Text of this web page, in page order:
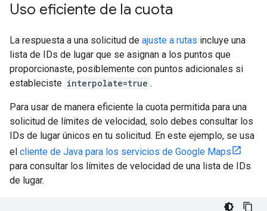
Uso eficiente de la cuota
La respuesta a una solicitud de ajuste a rutas incluye una
lista de IDs de lugar que se asignan a los puntos que
proporcionaste, posiblemente con puntos adicionales si
estableciste interpolate=true .
Para usar de manera eficiente la cuota permitida para una
solicitud de límites de velocidad, solo debes consultar los
IDs de lugar únicos en tu solicitud. En este ejemplo, se usa
el cliente de Java para los servicios de Google Maps
para consultar los límites de velocidad de una lista de IDs
de lugar.